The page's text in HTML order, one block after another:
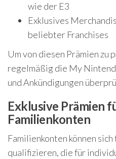
wie der E3
Exklusives
beliebter Franchises
Um von diesen Prämien
regelmäßig die My
und Ankündigungen
Exklusive Prämien
Familienkonten
Familienkonten können
qualifizieren, die für